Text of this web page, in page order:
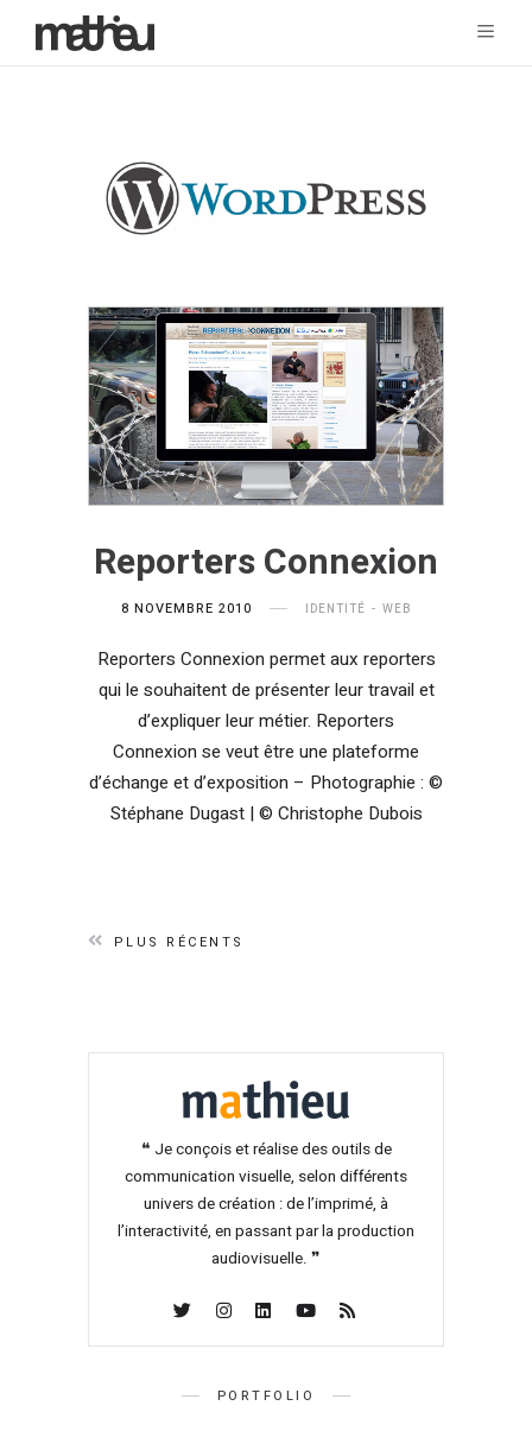
Reporters Connexion
8 NOVEMBRE 2010 IDENTITÉ WEB
Reporters Connexion permet aux reporters
qui le souhaitent de présenter leur travail et
d’expliquer leur métier. Reporters
Connexion se veut être une plateforme
d’échange et d’exposition – Photographie : ©
Stéphane Dugast | © Christophe Dubois
PLUS RÉCENTS
❝ Je conçois et réalise des outils de
communication visuelle, selon différents
univers de création : de l’imprimé, à
l’interactivité, en passant par la production
audiovisuelle. ❞
PORTFOLIO